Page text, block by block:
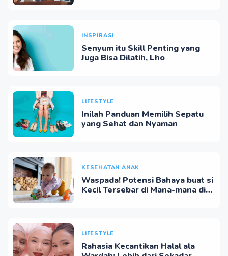
INSPIRASI
Senyum itu Skill Penting yang
Juga Bisa Dilatih, Lho
LIFESTYLE
Inilah Panduan Memilih Sepatu
yang Sehat dan Nyaman
KESEHATAN ANAK
Waspada! Potensi Bahaya buat si
Kecil Tersebar di Mana-mana di
LIFESTYLE
Rahasia Kecantikan Halal ala